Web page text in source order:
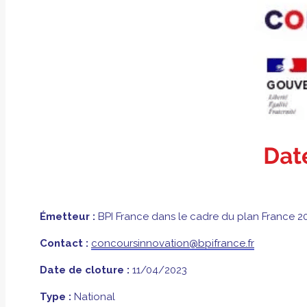
Émetteur : BPI France dans le cadre du plan France
Contact : concoursinnovation@bpifrance.fr
Date de cloture : 11/04/2023
Type : National